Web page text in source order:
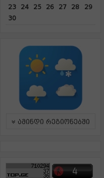
23
24 25 26 27 28
29
30
ამინდი რეგიონებში